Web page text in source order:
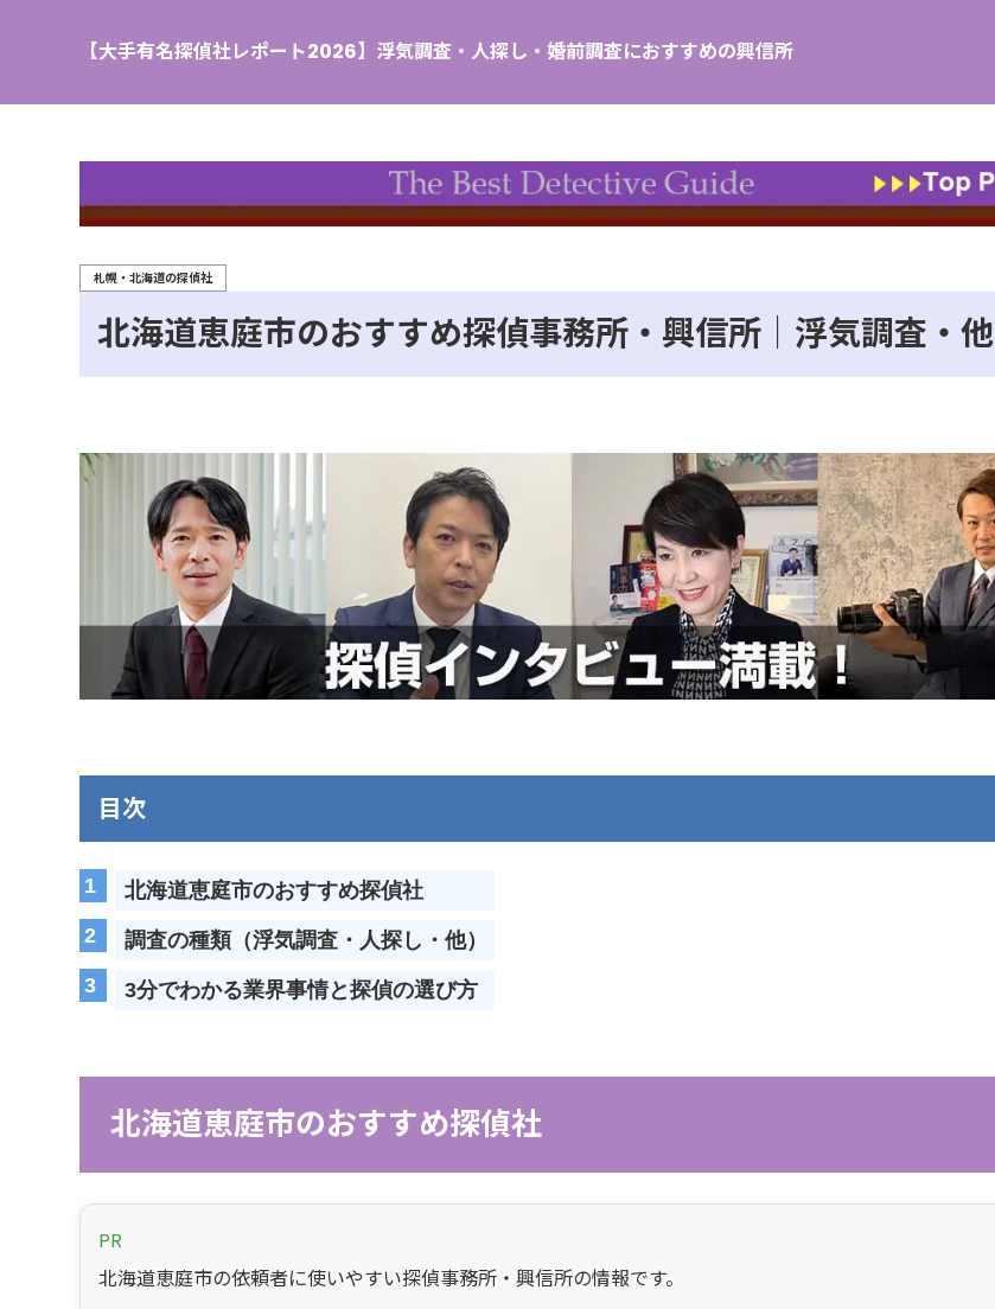
【大手有名探偵社レポート2026】浮気調査・人探し・婚前調査におすすめの興信所
北海道恵庭市のおすすめ探偵事務所・興信所｜浮気調査・他
札幌・北海道の探偵社
目次
北海道恵庭市のおすすめ探偵社
調査の種類（浮気調査・人探し・他）
3分でわかる業界事情と探偵の選び方
北海道恵庭市のおすすめ探偵社
PR
北海道恵庭市の依頼者に使いやすい探偵事務所・興信所の情報です。